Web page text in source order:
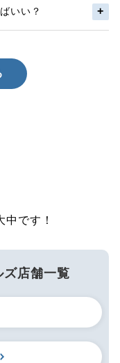
いい？
です！
ズ店舗一覧